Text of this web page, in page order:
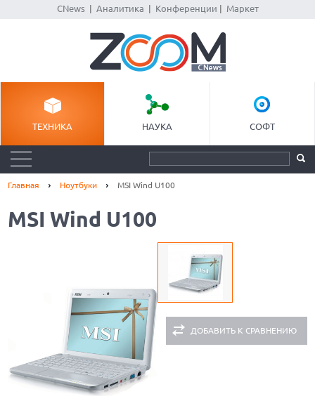
CNews| Аналитика Конференции Маркет
ТЕХНИКА НАУКА СОФТ
Главная Ноутбуки MSI Wind U100
MSI Wind U100
ДОБАВИТЬ К СРАВНЕНИЮ